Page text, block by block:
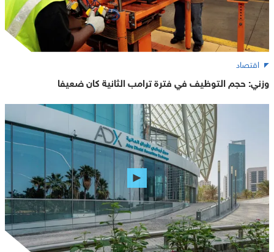
اقتصاد
وزني: حجم التوظيف في فترة ترامب الثانية كان ضعيفا